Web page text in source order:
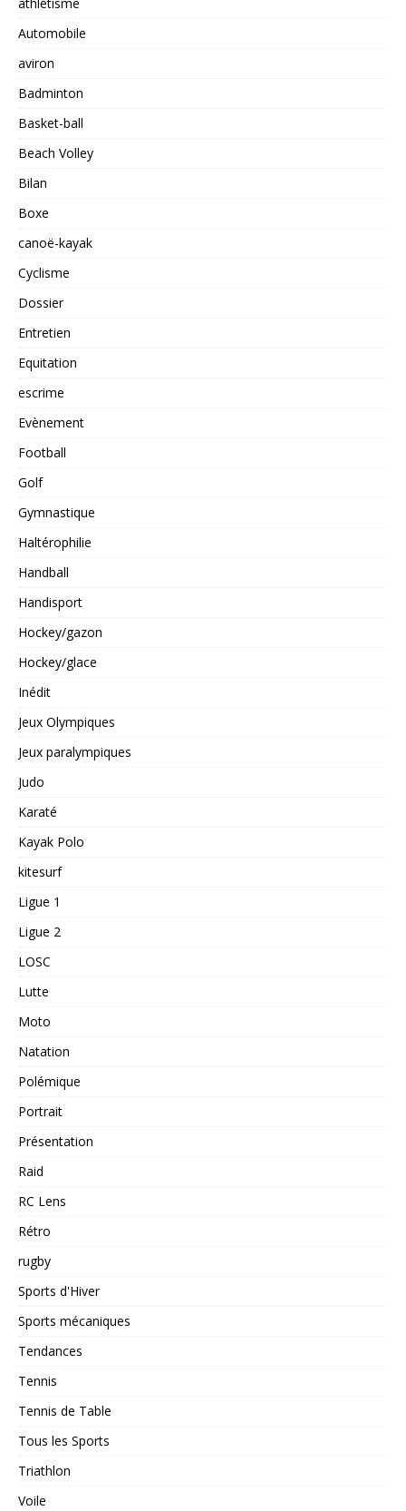
athlétisme
Automobile
aviron
Badminton
Basket-ball
Beach Volley
Bilan
Boxe
canoë-kayak
Cyclisme
Dossier
Entretien
Equitation
escrime
Evènement
Football
Golf
Gymnastique
Haltérophilie
Handball
Handisport
Hockey/gazon
Hockey/glace
Inédit
Jeux Olympiques
Jeux paralympiques
Judo
Karaté
Kayak Polo
kitesurf
Ligue 1
Ligue 2
LOSC
Lutte
Moto
Natation
Polémique
Portrait
Présentation
Raid
RC Lens
Rétro
rugby
Sports d'Hiver
Sports mécaniques
Tendances
Tennis
Tennis de Table
Tous les Sports
Triathlon
Voile